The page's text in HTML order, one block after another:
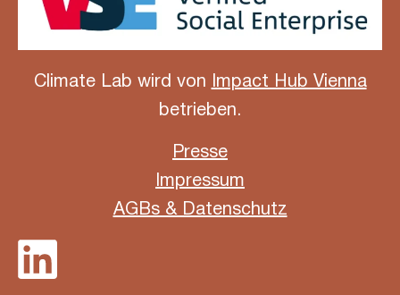
Climate Lab wird von
Impact Hub Vienna
betrieben.
Presse
Impressum
AGBs & Datenschutz